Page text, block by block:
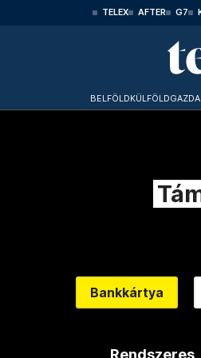
TELEX AFTER G7
BELFÖLDKÜLFÖLD
Bankkártya
Rendszeres